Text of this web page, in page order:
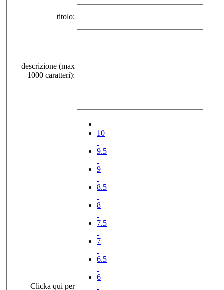
titolo:
descrizione (max
1000 caratteri):
Clicka qui per
10
9.5
9
8.5
8
7.5
7
6.5
6